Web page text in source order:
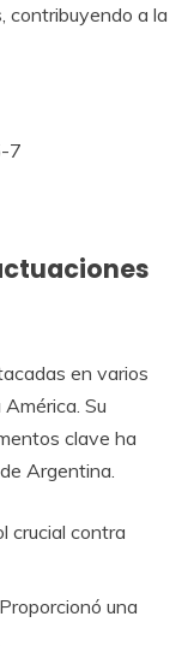
contribuyendo a la
7
en varios
Su
clave ha
Argentina.
crucial contra
una